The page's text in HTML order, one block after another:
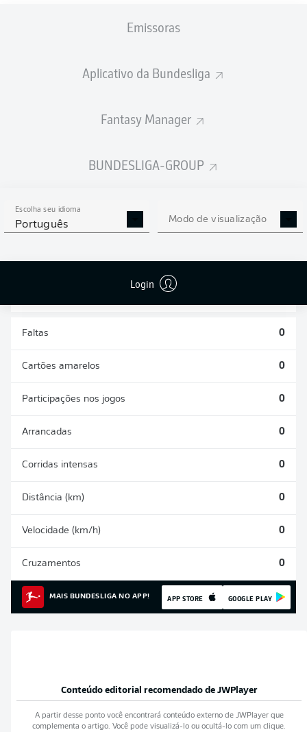
Emissoras
Aplicativo da Bundesliga
Fantasy Manager
BUNDESLIGA-GROUP
Escolha seu idioma
Português Modo de visualização
Login
ESTATÍSTICAS DA
TEMPORADA 2026/2027
Faltas 0
Cartões amarelos 0
Participações nos jogos 0
Arrancadas 0
Corridas intensas 0
Distância (km) 0
Velocidade (km/h) 0
Cruzamentos 0
MAIS BUNDESLIGA NO APP! APP STORE GOOGLE PLAY
Conteúdo editorial recomendado de JWPlayer
A partir desse ponto você encontrará conteúdo externo de JWPlayerque
complementa o artigo. Você pode visualizá-lo ou ocultá-lo com um clique.